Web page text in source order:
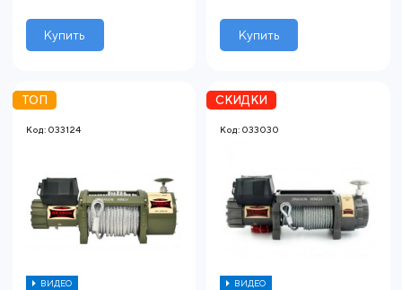
Купить Купить
ТОП
Код: 033124
ВИДЕО
СКИДКИ
Код: 033030
ВИДЕО